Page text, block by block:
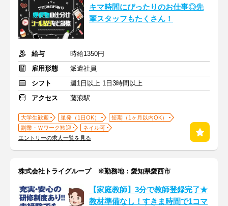
キマ時間にぴったりのお仕事◎先
輩スタッフもたくさん！
給与
時給1350円
雇用形態
派遣社員
シフト
週1日以上 1日3時間以上
アクセス
藤浪駅
大学生歓迎 単発（1日OK）
短期（1ヶ月以内OK）
副業・Ｗワーク歓迎
ネイル可
エントリーの求人一覧を見る
株式会社トライグループ ※勤務地：愛知県愛西市
【家庭教師】3分で教師登録完了★
教材準備なし！すきま時間で1コマ